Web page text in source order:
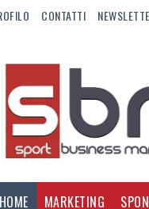
CONTATTI
HOME MARKETING